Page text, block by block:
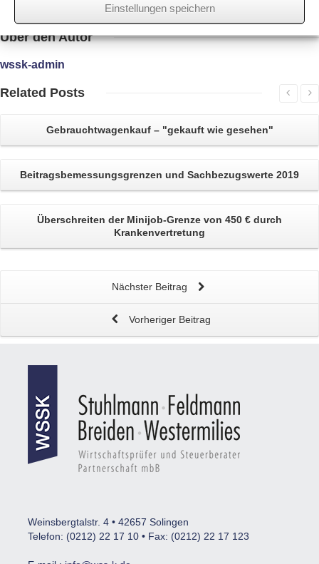
Einstellungen speichern
Überden Autor
wssk-admin
Related Posts
Gebrauchtwagenkauf– "gekauft wie gesehen"
Beitragsbemessungsgrenzen und Sachbezugswerte 2019
Überschreiten der Minijob-Grenze von 450 € durch
Krankenvertretung
Nächster Beitrag
Vorheriger Beitrag
Weinsbergtalstr. 4 • 42657 Solingen
Telefon: (0212) 22 17 10 • Fax: (0212) 22 17 123